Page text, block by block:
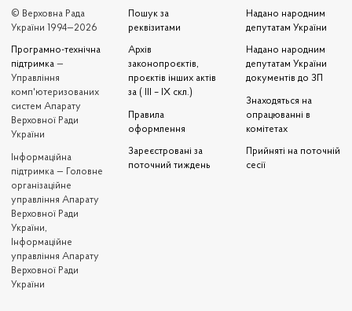
© Верховна Рада
України 1994—2026
Програмно-технічна
підтримка —
Управління
комп'ютеризованих
систем Апарату
Верховної Ради
України
Iнформаційна
підтримка — Головне
організаційне
управління Апарату
Верховної Ради
України,
Інформаційне
управління Апарату
Верховної Ради
України
Пошук за
реквізитами
Архів
законопроєктів,
проєктів інших актів
за ( III – IX скл.)
Правила
оформлення
Зареєстровані за
поточний тиждень
Надано народним
депутатам України
Надано народним
депутатам України
документів до ЗП
Знаходяться на
опрацюванні в
комітетах
Прийняті на поточній
сесії